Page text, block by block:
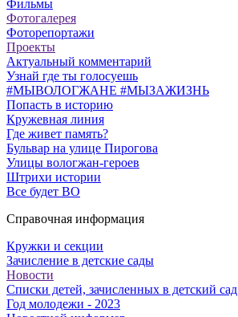
Фильмы
Фотогалерея
Фоторепортажи
Проекты
Актуальный комментарий
Узнай где ты голосуешь
#МЫВОЛОГЖАНЕ #МЫЗАЖИЗНЬ
Попасть в историю
Кружевная линия
Где живет память?
Бульвар на улице Пирогова
Улицы вологжан-героев
Штрихи истории
Все будет ВО
Справочная информация
Кружки и секции
Зачисление в детские сады
Новости
Списки детей, зачисленных в детский сад
Год молодежи - 2023